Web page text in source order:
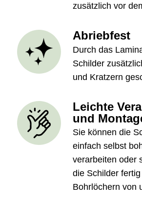
zusätzlich vor
Abriebfest
Durch das
Schilder
und Kratzern
Leichte
und
Sie können die
einfach selbst
verarbeiten oder
die Schilder
Bohrlöchern von